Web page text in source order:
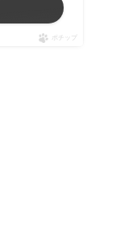
ポチップ